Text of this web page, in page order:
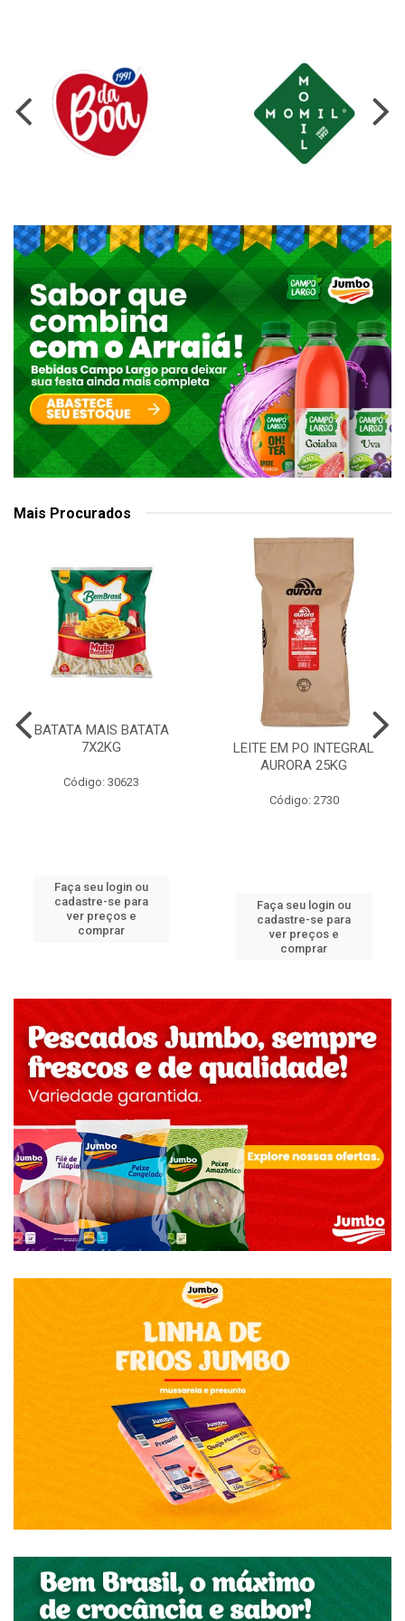
Mais Procurados
BATATA MAIS BATATA
7X2KG
Código: 30623
Faça seu login ou
cadastre-se para
ver preços e
comprar
LEITE EM PO INTEGRAL
AURORA 25KG
Código: 2730
Faça seu login ou
cadastre-se para
ver preços e
comprar